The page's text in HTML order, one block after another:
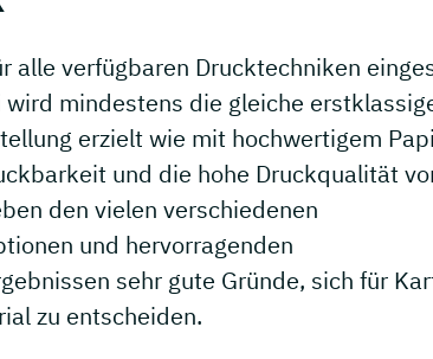
alle verfügbaren Drucktechniken
wird mindestens die gleiche
erzielt wie mit hochwertigem
und die hohe Druckqualität
den vielen verschiedenen
und hervorragenden
sehr gute Gründe, sich für
zu entscheiden.